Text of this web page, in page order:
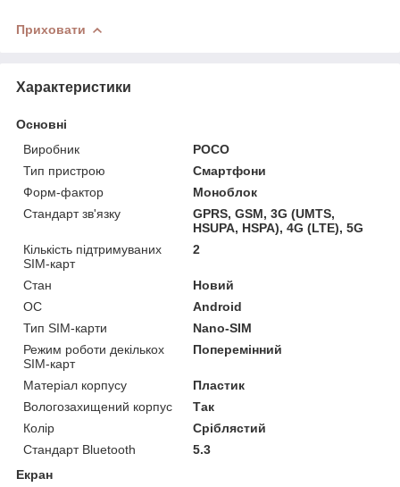
Приховати
Характеристики
Основні
Виробник
POCO
Тип пристрою
Смартфони
Форм-фактор
Моноблок
Стандарт зв'язку
GPRS, GSM, 3G (UMTS,
HSUPA, HSPA), 4G (LTE), 5G
Кількість підтримуваних
SIM-карт
2
Стан
Новий
ОС
Android
Тип SIM-карти
Nano-SIM
Режим роботи декількох
SIM-карт
Поперемінний
Матеріал корпусу
Пластик
Вологозахищений корпус
Так
Колір
Сріблястий
Стандарт Bluetooth
5.3
Екран